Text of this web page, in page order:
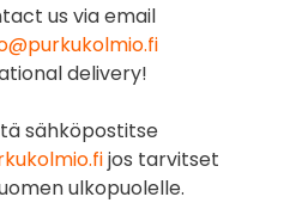
us via email
delivery!
sähköpostitse
jos tarvitset
ulkopuolelle.